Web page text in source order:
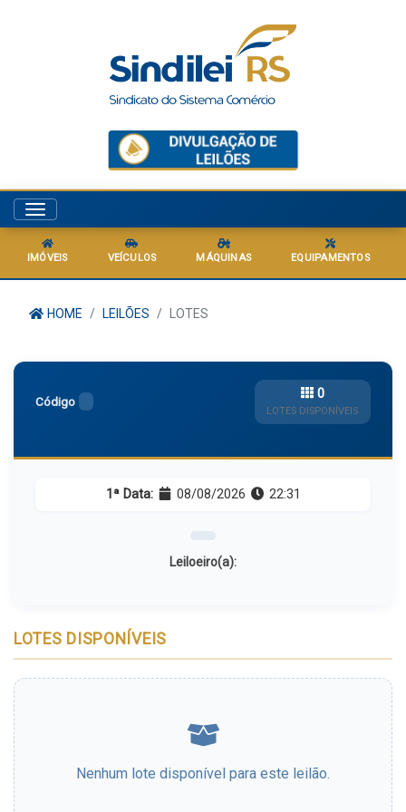
Menu
IMÓVEIS VEÍCULOS MÁQUINAS EQUIPAMENTOS
HOME LEILÕES LOTES
Código
0
LOTES DISPONÍVEIS
1ª Data: 08/08/2026 22:31
Leiloeiro(a):
LOTES DISPONÍVEIS
Nenhum lote disponível para este leilão.